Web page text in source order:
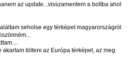
az update...visszamentem a boltba ahol
seholse egy térképet magyarországról
tölteni az Európa térképet, az meg